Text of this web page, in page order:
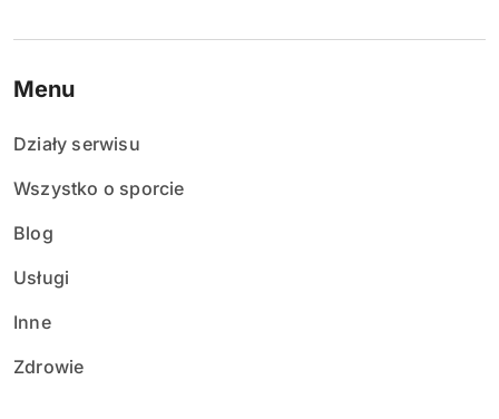
Menu
Działy serwisu
Wszystko o sporcie
Blog
Usługi
Inne
Zdrowie